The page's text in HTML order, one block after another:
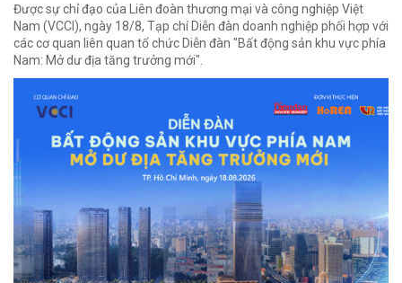
Được sự chỉ đạo của Liên đoàn thương mại và công nghiệp Việt
Nam (VCCI), ngày 18/8, Tạp chí Diễn đàn doanh nghiệp phối hợp với
các cơ quan liên quan tổ chức Diễn đàn "Bất động sản khu vực phía
Nam: Mở dư địa tăng trưởng mới".